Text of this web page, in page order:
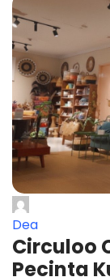
Dea
Circuloo
Pecinta